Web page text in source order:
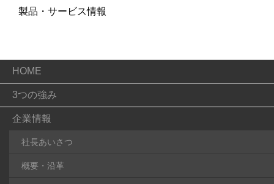
製品・サービス情報
HOME
3つの強み
企業情報
社長あいさつ
概要・沿革